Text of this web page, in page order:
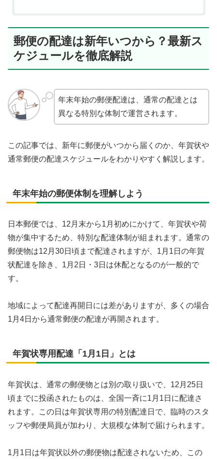
郵便の配達は新年いつから？最新ス
ケジュールを徹底解説
年末年始の郵便配達は、通常の配達とは
異なる特別な体制で運営されます。
この記事では、新年に郵便がいつから届くのか、年賀状や
通常郵便の配達スケジュールをわかりやすく解説します。
年末年始の郵便体制を理解しよう
日本郵便では、12月末から1月初めにかけて、年賀状や荷
物が集中するため、特別な配達体制が組まれます。通常の
郵便物は12月30日頃まで配達されますが、1月1日の年賀
状配達を除き、1月2日・3日は休配となるのが一般的で
す。
地域によって配達再開日には差がありますが、多くの場合
1月4日から通常郵便の配達が再開されます。
年賀状専用配達「1月1日」とは
年賀状は、通常の郵便物とは別の取り扱いで、12月25日
頃までに投函されたものは、全国一斉に1月1日に配達さ
れます。この日は年賀状専用の特別配達日で、臨時のスタ
ッフや郵便局員が加わり、大規模な体制で届けられます。
1月1日は年賀状以外の郵便物は配達されないため、この